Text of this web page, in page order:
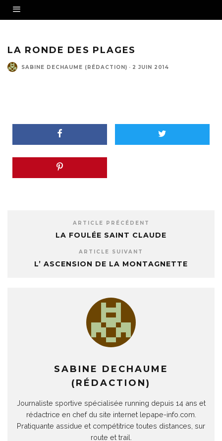
LA RONDE DES PLAGES
SABINE DECHAUME (RÉDACTION) · 2 JUIN 2014
ARTICLE PRÉCÉDENT
LA FOULÉE SAINT CLAUDE
ARTICLE SUIVANT
L’ ASCENSION DE LA MONTAGNETTE
SABINE DECHAUME
(RÉDACTION)
Journaliste sportive spécialisée running depuis 14 ans et
rédactrice en chef du site internet lepape-info.com.
Pratiquante assidue et compétitrice toutes distances, sur
route et trail.